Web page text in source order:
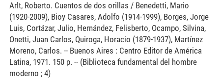
Arlt, Roberto. Cuentos de dos orillas / Benedetti, Mario
(1920-2009), Bioy Casares, Adolfo (1914-1999), Borges, Jorge
Luis, Cortázar, Julio, Hernández, Felisberto, Ocampo, Silvina,
Onetti, Juan Carlos, Quiroga, Horacio (1879-1937), Martínez
Moreno, Carlos. -- Buenos Aires : Centro Editor de América
Latina, 1971. 150 p. -- (Biblioteca fundamental del hombre
moderno ; 4)